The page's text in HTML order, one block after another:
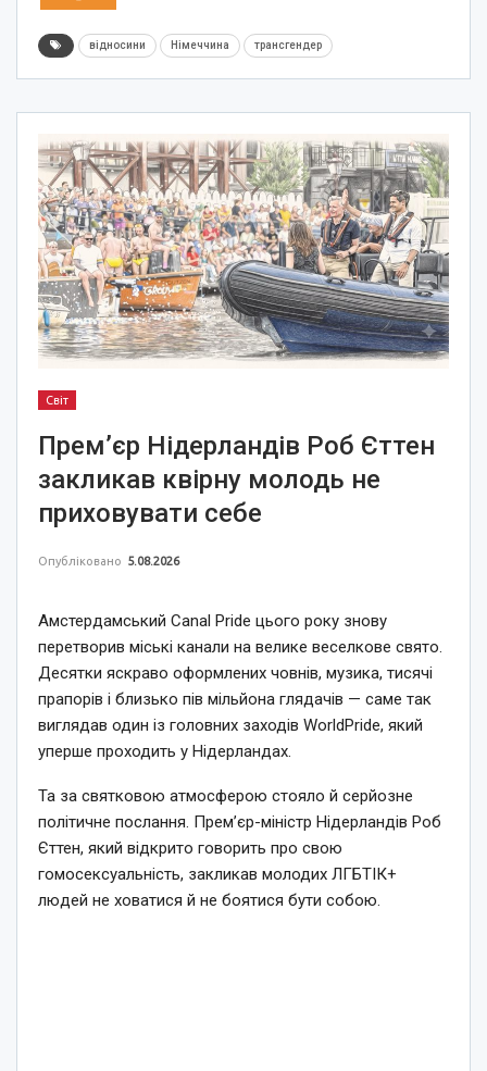
відносини Німеччина трансгендер
Світ
Прем’єр Нідерландів Роб Єттен
закликав квірну молодь не
приховувати себе
Опубліковано 5.08.2026
Амстердамський Canal Pride цього року знову
перетворив міські канали на велике веселкове свято.
Десятки яскраво оформлених човнів, музика, тисячі
прапорів і близько пів мільйона глядачів — саме так
виглядав один із головних заходів WorldPride, який
уперше проходить у Нідерландах.
Та за святковою атмосферою стояло й серйозне
політичне послання. Прем’єр-міністр Нідерландів Роб
Єттен, який відкрито говорить про свою
гомосексуальність, закликав молодих ЛГБТІК+
людей не ховатися й не боятися бути собою.